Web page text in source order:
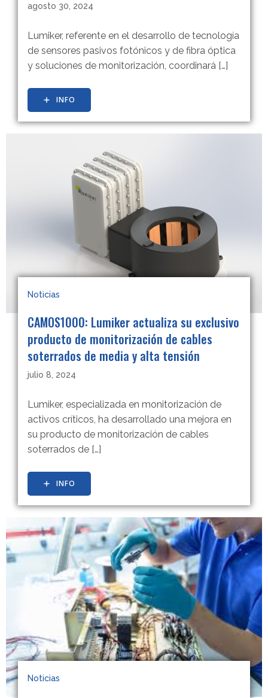
agosto 30, 2024
Lumiker, referente en el desarrollo de tecnología
de sensores pasivos fotónicos y de fibra óptica
y soluciones de monitorización, coordinará […]
INFO
Noticias
CAMOS1000: Lumiker actualiza su exclusivo
producto de monitorización de cables
soterrados de media y alta tensión
julio 8, 2024
Lumiker, especializada en monitorización de
activos críticos, ha desarrollado una mejora en
su producto de monitorización de cables
soterrados de […]
INFO
Noticias